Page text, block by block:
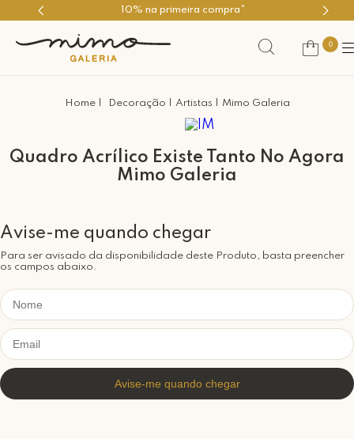
10% na primeira compra*
0
Decoração Artistas Mimo Galeria
Quadro Acrílico Existe Tanto No Agora
Mimo Galeria
Para ser avisado da disponibilidade deste Produto, basta preencher
os campos abaixo.